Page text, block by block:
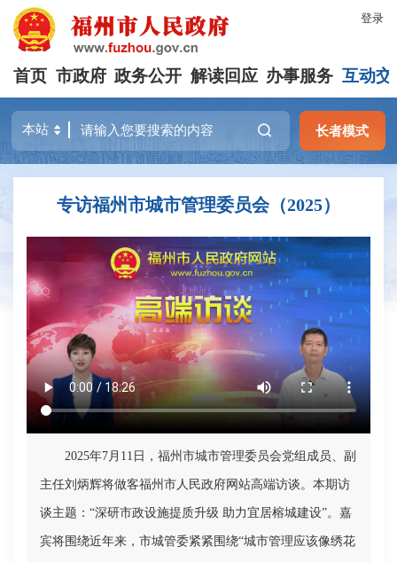
登录
首页 市政府 政务公开 解读回应 办事服务 互动交
长者模式
专访福州市城市管理委员会（2025）
2025年7月11日，福州市城市管理委员会党组成员、副
主任刘炳辉将做客福州市人民政府网站高端访谈。本期访
谈主题：“深研市政设施提质升级 助力宜居榕城建设”。嘉
宾将围绕近年来，市城管委紧紧围绕“城市管理应该像绣花